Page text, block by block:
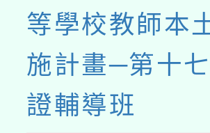
等學校教師本
施計畫─第十
證輔導班